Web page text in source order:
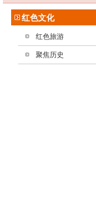
红色文化
红色旅游
聚焦历史